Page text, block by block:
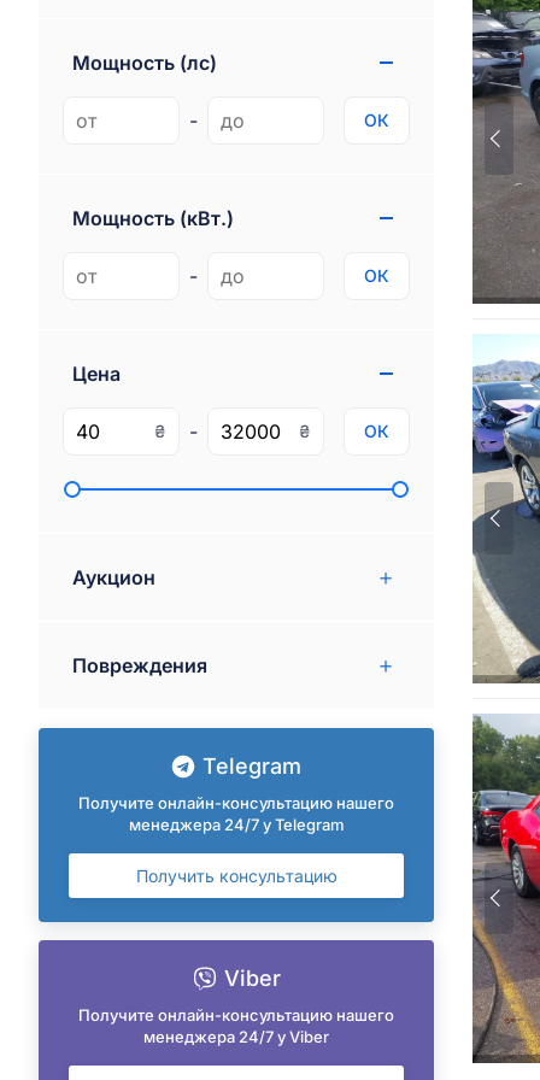
Gmc 77
Мощность (лс)
- ОК
Мощность (кВт.)
- ОК
Цена
₴ - ₴ ОК
Аукцион
Повреждения
Telegram
Получите онлайн-консультацию нашего
менеджера 24/7 у Telegram
Получить консультацию
Viber
Получите онлайн-консультацию нашего
менеджера 24/7 у Viber